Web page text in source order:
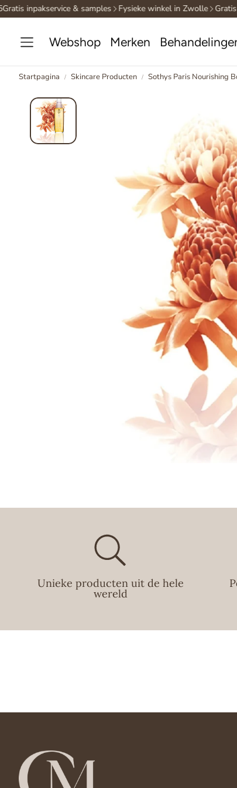
inpakservice & samples Fysieke winkel in Zwolle Gratis
Webshop Merken
Startpagina Skincare Producten Sothys Paris Nourishing
Unieke producten uit de hele
wereld